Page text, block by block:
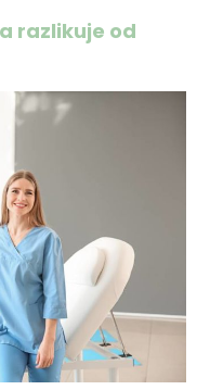
razlikuje od